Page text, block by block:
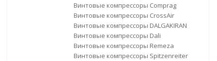
Винтовые компрессоры Comprag
Винтовые компрессоры CrossAir
Винтовые компрессоры DALGAKIRAN
Винтовые компрессоры Dali
Винтовые компрессоры Remeza
Винтовые компрессоры Spitzenreiter